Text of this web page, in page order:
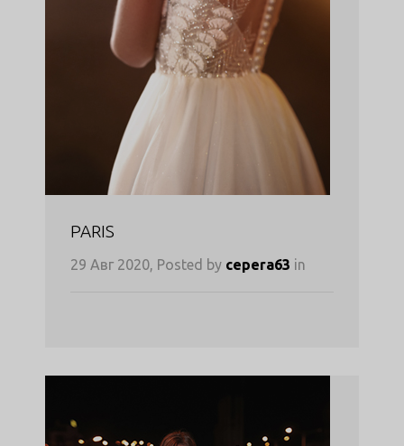
PARIS
29 Авг 2020, Posted by cepera63 in